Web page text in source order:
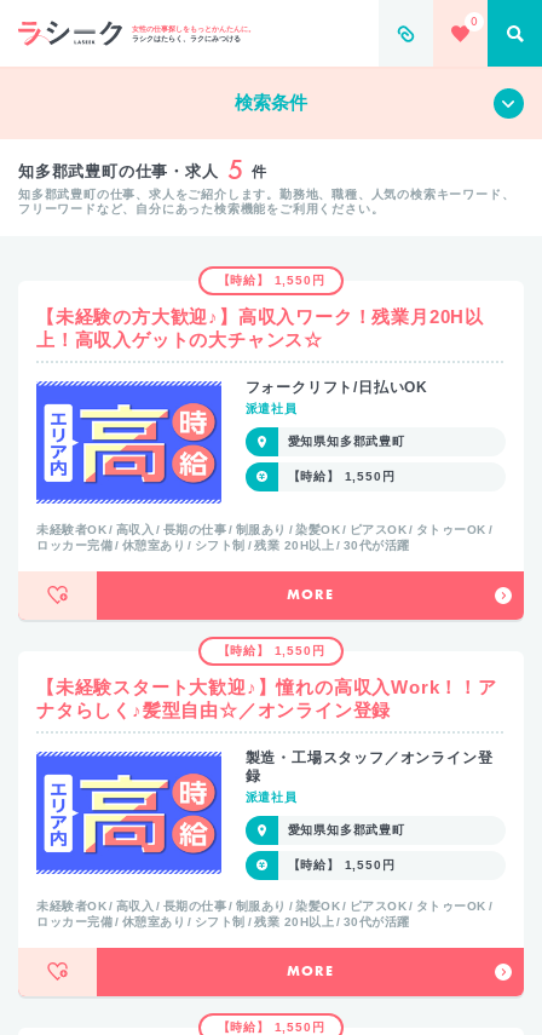
女性の仕事探しをもっとかんたんに。
ラシクはたらく、ラクにみつける
0
すべて クリア
検索条件
知多郡武豊町の仕事・求人 5 件
知多郡武豊町の仕事、求人をご紹介します。勤務地、職種、人気の検索キーワード、
フリーワードなど、自分にあった検索機能をご利用ください。
【時給】 1,550円
【未経験の方大歓迎♪】高収入ワーク！残業月20H以
上！高収入ゲットの大チャンス☆
フォークリフト/日払いOK
派遣社員
愛知県知多郡武豊町
【時給】 1,550円
未経験者OK 高収入 長期の仕事 制服あり 染髪OK ピアスOK
タトゥーOK
ロッカー完備
休憩室あり シフト制 残業 20H以上 30代が活躍
MORE
【時給】 1,550円
【未経験スタート大歓迎♪】憧れの高収入Work！！ア
ナタらしく♪髪型自由☆／オンライン登録
製造・工場スタッフ／オンライン登
録
派遣社員
愛知県知多郡武豊町
【時給】 1,550円
未経験者OK 高収入 長期の仕事 制服あり 染髪OK ピアスOK
タトゥーOK
ロッカー完備
休憩室あり シフト制 残業 20H以上 30代が活躍
MORE
【時給】 1,550円